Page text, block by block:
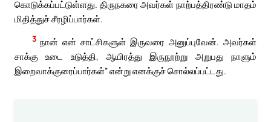
கொடுக்கப்பட்டுள்ளது. திருநகரை அவர்கள் நாற்பத்திரண்டு மாதம்
மிதித்துச் சீரழிப்பார்கள்.
3 நான் என் சாட்சிகளுள் இருவரை அனுப்புவேன். அவர்கள்
சாக்கு உடை உடுத்தி, ஆயிரத்து இருநூற்று அறுபது நாளும்
இறைவாக்குரைப்பார்கள்” என்று எனக்குச் சொல்லப்பட்டது.